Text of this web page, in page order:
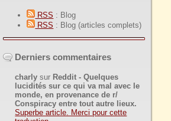
RSS : Blog
RSS : Blog (articles complets)
Derniers commentaires
charly sur Reddit - Quelques
lucidités sur ce qui va mal avec le
monde, en provenance de r/
Conspiracy entre tout autre lieux.
Superbe article. Merci pour cette